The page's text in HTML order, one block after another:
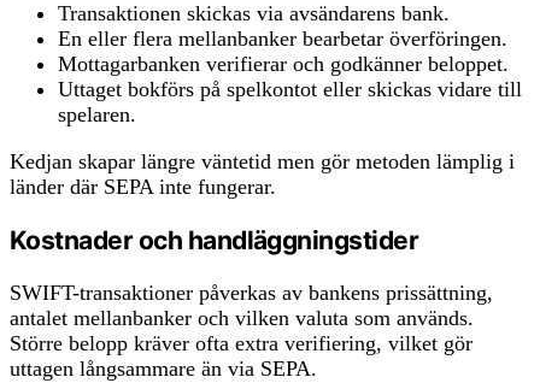
Transaktionen skickas via avsändarens bank.
En eller flera mellanbanker bearbetar överföringen.
Mottagarbanken verifierar och godkänner beloppet.
Uttaget bokförs på spelkontot eller skickas vidare till
spelaren.
Kedjan skapar längre väntetid men gör metoden lämplig i
länder där SEPA inte fungerar.
Kostnader och handläggningstider
SWIFT-transaktioner påverkas av bankens prissättning,
antalet mellanbanker och vilken valuta som används.
Större belopp kräver ofta extra verifiering, vilket gör
uttagen långsammare än via SEPA.